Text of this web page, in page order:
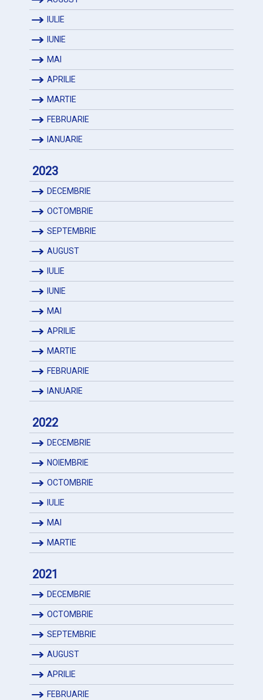
IULIE
IUNIE
MAI
APRILIE
MARTIE
FEBRUARIE
IANUARIE
2023
DECEMBRIE
OCTOMBRIE
SEPTEMBRIE
AUGUST
IULIE
IUNIE
MAI
APRILIE
MARTIE
FEBRUARIE
IANUARIE
2022
DECEMBRIE
NOIEMBRIE
OCTOMBRIE
IULIE
MAI
MARTIE
2021
DECEMBRIE
OCTOMBRIE
SEPTEMBRIE
AUGUST
APRILIE
FEBRUARIE